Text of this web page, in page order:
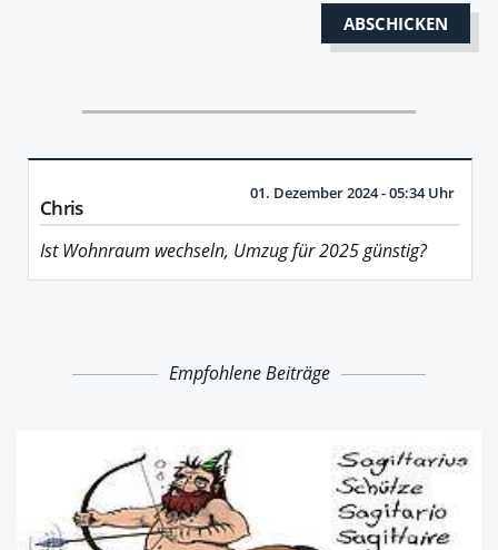
Chris
01. Dezember 2024 - 05:34 Uhr
Ist Wohnraum wechseln, Umzug für 2025 günstig?
Empfohlene Beiträge